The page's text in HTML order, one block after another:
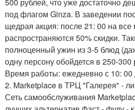
500 рублей, что уже достаточно
под флагом Ginza. В заведении
щедрая акция: после 21: 00 на
распространяются 50% скидки.
полноценный ужин из 3-5 блюд
одну персону обойдется в 250-300
Время работы: ежедневно с 10: 00
2. Marketplace в ТРЦ "Галерея" -
Сеть самообслуживания